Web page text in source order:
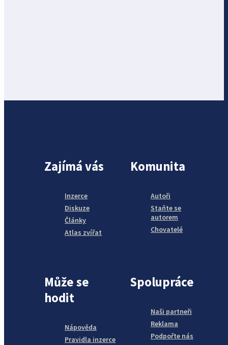
Zajímá vás
Inzerce
Diskuze
Články
Atlas zvířat
Komunita
Autoři
Staňte se
autorem
Chovatelé
Může se
hodit
Nápověda
Pravidla inzerce
Spolupráce
Naši partneři
Reklama
Podpořte nás